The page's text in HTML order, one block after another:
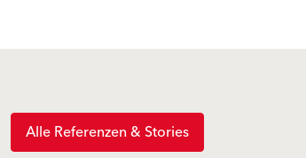
Alle Referenzen & Stories